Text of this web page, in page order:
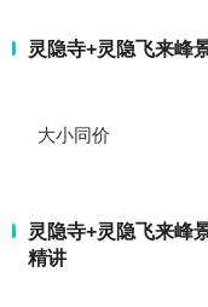
灵隐寺+灵隐飞来峰
大小同价
灵隐寺+灵隐飞来峰
精讲